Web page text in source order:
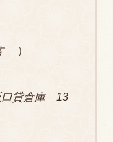
）
口貸倉庫 13